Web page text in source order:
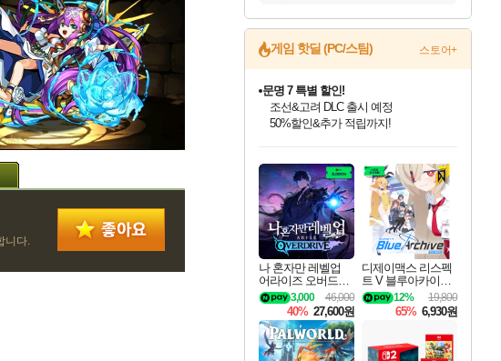
니다.
게임 핫딜 (PC/스팀) 스토어+
최대 90% 할인가를 만나보세요!
네이버혜택과 함께 만나보세요!
50%할인&추가 적립까지!
마블 투혼 파이팅 소울즈 정식출시!
마블 히어로 총 출동&화려한 격투!
네이버 포인트 혜택까지!
이니&베니 혜택까지!
네이버 혜택가와 함께 예약하세요!
할인&네이버혜택으로 만나보세요!
네이버페이 혜택과 만나보세요!
40주년 프로모션으로 만나보세요!
할인가에 만나보세요!
일부 에디션 상시 할인!
혜택으로 예약 판매 중
편안하게 충전하세요
나 혼자만 레벨업
어라이즈 오버드라
이브 Solo Leveling A
rise
46,000
3,000
40% 27,600원
디제이맥스 리스펙
트 V 블루아카이브
팩 DJMAX RESPE
CT V Blue Archive P
ack DLC
19,800
12%
65% 6,930원